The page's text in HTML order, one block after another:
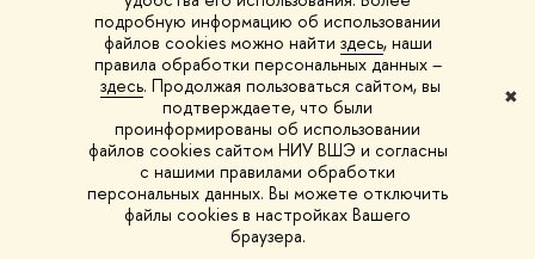
подробную информацию об использовании
файлов cookies можно найти здесь, наши
правила обработки персональных данных –
здесь. Продолжая пользоваться сайтом, вы
подтверждаете, что были
проинформированы об использовании
файлов cookies сайтом НИУ ВШЭ и согласны
с нашими правилами обработки
персональных данных. Вы можете отключить
файлы cookies в настройках Вашего
браузера.
✖
Арсений Кустов, редактор сайта
Владимир Селивёрстов, обозреватель
Анна Шестакова, обозреватель
© 1993–2026 НИУ ВШЭ